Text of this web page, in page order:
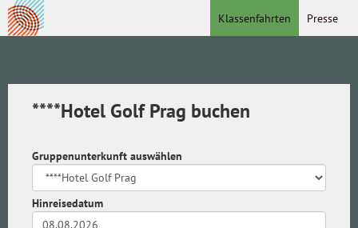
Presse
Klassenfahrten
****Hotel Golf Prag buchen
Gruppenunterkunft auswählen
Hinreisedatum